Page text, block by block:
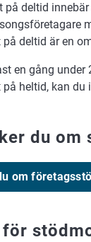
på deltid
deltid är en
en gång
heltid, kan
du om
om